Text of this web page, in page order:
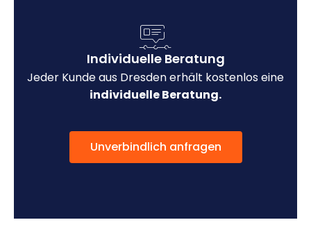
Individuelle Beratung
Jeder Kunde aus Dresden erhält kostenlos eine
individuelle Beratung.
Unverbindlich anfragen